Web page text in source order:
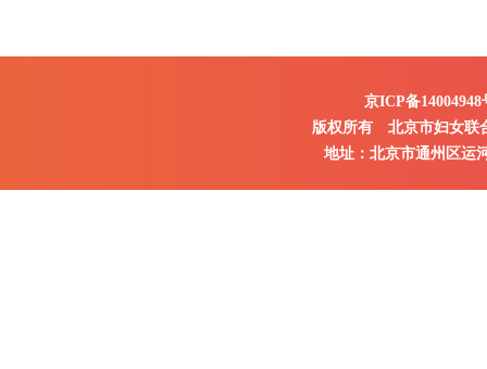
京ICP备14004948
版权所有 北京市妇女
地址：北京市通州区